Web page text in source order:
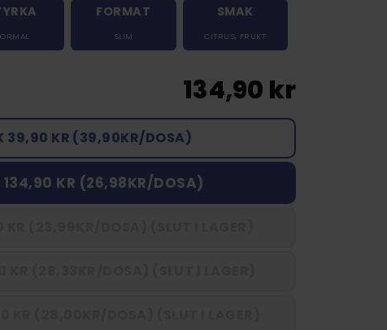
FORMAT
SLIM
SMAK
CITRUS, FRUKT
134,90 kr
39,90 KR (39,90KR/DOSA)
KR (26,98KR/DOSA)